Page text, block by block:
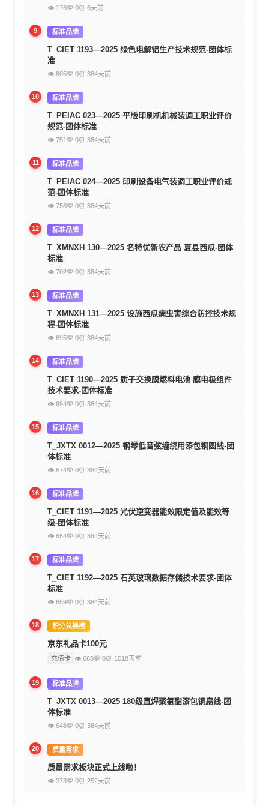
👁 176💬 0⏰ 6天前
9 标准品牌
T_CIET 1193—2025 绿色电解铝生产技术规范-团体标
准
👁 805💬 0⏰ 384天前
10 标准品牌
T_PEIAC 023—2025 平版印刷机机械装调工职业评价
规范-团体标准
👁 751 💬 0⏰ 384天前
11 标准品牌
T_PEIAC 024—2025 印刷设备电气装调工职业评价规
范-团体标准
👁 758💬 0⏰ 384天前
12 标准品牌
T_XMNXH 130—2025 名特优新农产品 夏县西瓜-团体
标准
👁 702💬 0⏰ 384天前
13 标准品牌
T_XMNXH 131—2025 设施西瓜病虫害综合防控技术规
程-团体标准
👁 695💬 0⏰ 384天前
14 标准品牌
T_CIET 1190—2025 质子交换膜燃料电池 膜电极组件
技术要求-团体标准
👁 694💬 0⏰ 384天前
15 标准品牌
T_JXTX 0012—2025 钢琴低音弦缠绕用漆包铜圆线-团
体标准
👁 674💬 0⏰ 384天前
16 标准品牌
T_CIET 1191—2025 光伏逆变器能效限定值及能效等
级-团体标准
👁 654💬 0⏰ 384天前
17 标准品牌
T_CIET 1192—2025 石英玻璃数据存储技术要求-团体
标准
👁 659💬 0⏰ 384天前
18 积分兑换榜
京东礼品卡100元
充值卡 👁 668💬 0⏰ 1018天前
19 标准品牌
T_JXTX 0013—2025 180级直焊聚氨酯漆包铜扁线-团
体标准
👁 648💬 0⏰ 384天前
20 质量需求
质量需求板块正式上线啦！
👁 373💬 0⏰ 252天前